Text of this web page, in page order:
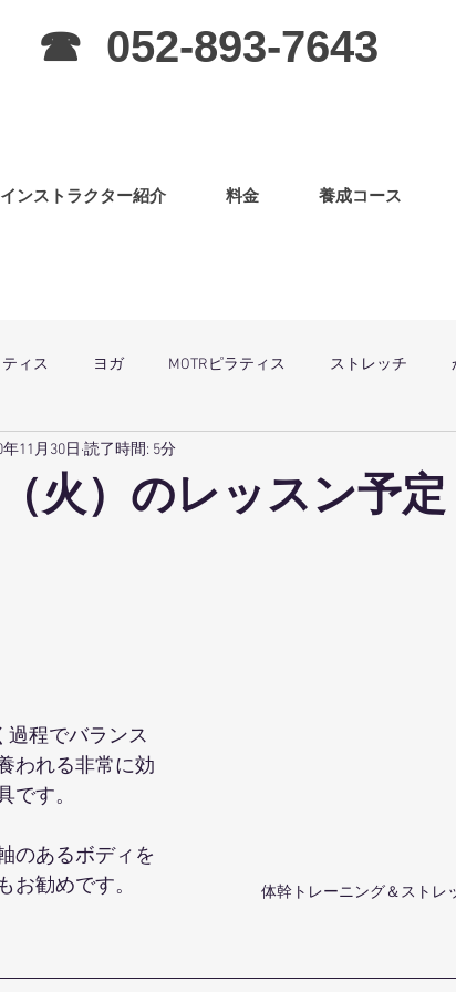
☎ 052-893-7643
インストラクター紹介 料金 養成コース
ィス ヨガ MOTRピラティス ストレッチ
ピラティス（子連OK）
火）のレッスン予定
年11月30日 読了時間: 5分
体幹トレーニング＆ストレ
過程でバランス
われる非常に効
です。
のあるボディを
お勧めです。